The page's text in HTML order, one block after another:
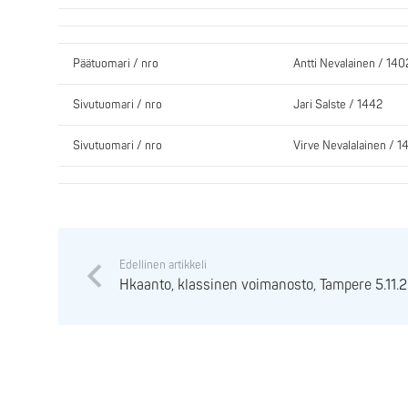
Päätuomari / nro Antti Nevalainen /
Sivutuomari / nro Jari Salste / 1442
Sivutuomari / nro Virve Nevalalainen /
Edellinen artikkeli
Hkaanto, klassinen voimanosto, Tampere